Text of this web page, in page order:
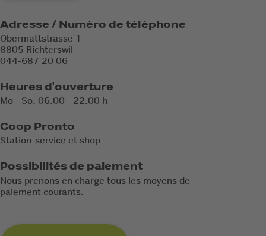
Adresse / Numéro de téléphone
Obermattstrasse 1
8805 Richterswil
044-687 20 06
Heures d'ouverture
Mo - So: 06:00 - 22:00 h
Coop Pronto
Station-service et shop
Possibilités de paiement
Nous prenons en charge tous les moyens de
paiement courants.